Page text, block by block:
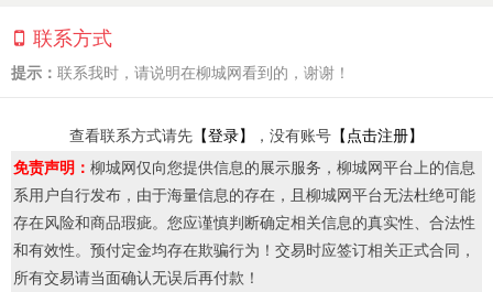
联系方式
提示： 联系我时，请说明在柳城网看到的，谢谢！
查看联系方式请先 【登录】 ，没有账号 【点击注册】
免责声明： 柳城网仅向您提供信息的展示服务，柳城网平台上的信息
系用户自行发布，由于海量信息的存在，且柳城网平台无法杜绝可能
存在风险和商品瑕疵。您应谨慎判断确定相关信息的真实性、合法性
和有效性。预付定金均存在欺骗行为！交易时应签订相关正式合同，
所有交易请当面确认无误后再付款！